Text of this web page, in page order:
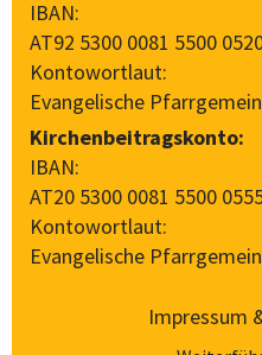
IBAN:
AT92 5300 0081 5500
Kontowortlaut:
Evangelische
Kirchenbeitragskonto:
IBAN:
AT20 5300 0081 5500
Kontowortlaut:
Evangelische
Impressum